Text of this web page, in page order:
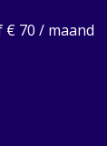
70 / maand